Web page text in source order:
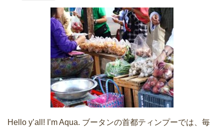
Hello y’all! I’m Aqua. ブータンの首都ティンプーでは、毎